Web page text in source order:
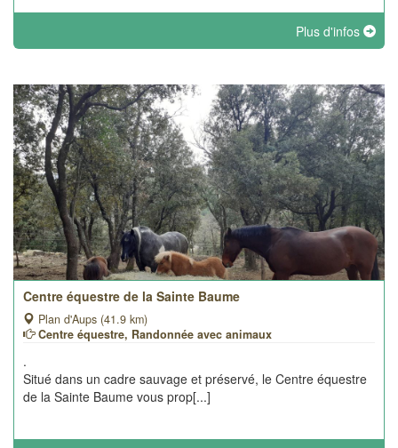
Plus d'infos
Centre équestre de la Sainte Baume
Plan d'Aups (41.9 km)
Centre équestre, Randonnée avec animaux
.
Situé dans un cadre sauvage et préservé, le Centre équestre
de la Sainte Baume vous prop[...]